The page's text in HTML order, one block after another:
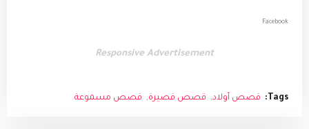
Facebook
Responsive Advertisement
Tags: قصص أولاد قصص قصيرة قصص مسموعة